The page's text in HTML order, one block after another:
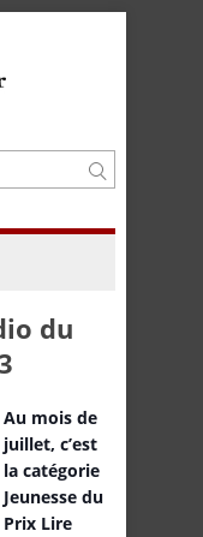
du
Au mois de
juillet, c’est
la catégorie
Jeunesse du
Prix Lire